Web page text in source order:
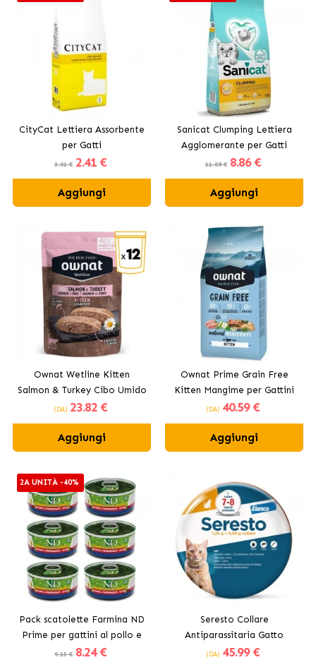
CityCat Lettiera Assorbente
per Gatti
3.01 € 2.41 €
Aggiungi
Sanicat Clumping Lettiera
Agglomerante per Gatti
Senza Profumo
11.08 € 8.86 €
Aggiungi
Ownat Wetline Kitten
Salmon & Turkey Cibo Umido
per Kitten con Salmon e
(DA) 23.82 €
Aggiungi
Ownat Prime Grain Free
Kitten Mangime per Gattini
(DA) 40.59 €
Aggiungi
2A UNITÀ -40%
Pack scatolette Farmina ND
Prime per gattini al pollo e
melograno.
9.15 € 8.24 €
Seresto Collare
Antiparassitaria Gatto
(DA) 45.99 €